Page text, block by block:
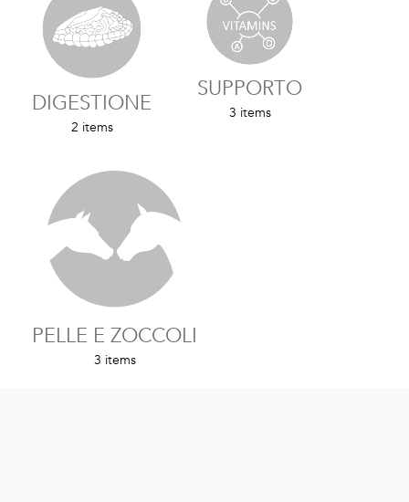
DIGESTIONE
2 items
SUPPORTO
3 items
PELLE E ZOCCOLI
3 items